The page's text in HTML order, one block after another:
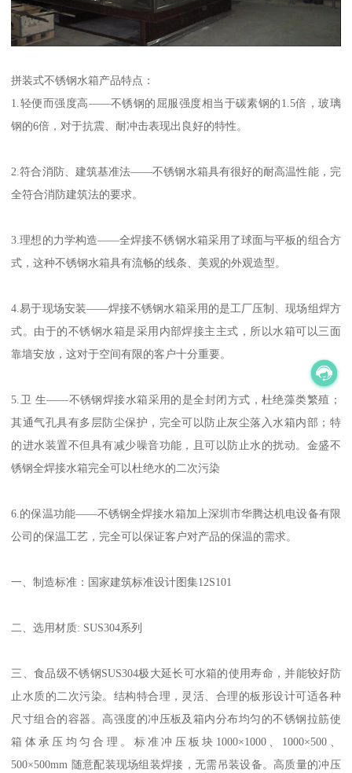
拼装式不锈钢水箱产品特点：
1.轻便而强度高——不锈钢的屈服强度相当于碳素钢的1.5倍，玻璃
钢的6倍，对于抗震、耐冲击表现出良好的特性。
2.符合消防、建筑基准法——不锈钢水箱具有很好的耐高温性能，完
全符合消防建筑法的要求。
3.理想的力学构造——全焊接不锈钢水箱采用了球面与平板的组合方
式，这种不锈钢水箱具有流畅的线条、美观的外观造型。
4.易于现场安装——焊接不锈钢水箱采用的是工厂压制、现场组焊方
式。由于的不锈钢水箱是采用内部焊接主主式，所以水箱可以三面
靠墙安放，这对于空间有限的客户十分重要。
5.卫 生——不锈钢焊接水箱采用的是全封闭方式，杜绝藻类繁殖；
其通气孔具有多层防尘保护，完全可以防止灰尘落入水箱内部；特
的进水装置不但具有减少噪音功能，且可以防止水的扰动。金盛不
锈钢全焊接水箱完全可以杜绝水的二次污染
6.的保温功能——不锈钢全焊接水箱加上深圳市华腾达机电设备有限
公司的保温工艺，完全可以保证客户对产品的保温的需求。
一、制造标准：国家建筑标准设计图集12S101
二、选用材质: SUS304系列
三、食品级不锈钢SUS304极大延长可水箱的使用寿命，并能较好防
止水质的二次污染。结构特合理，灵活、合理的板形设计可适各种
尺寸组合的容器。高强度的冲压板及箱内分布均匀的不锈钢拉筋使
箱体承压均匀合理。标准冲压板块1000×1000、1000×500、
500×500mm 随意配装现场组装焊接，无需吊装设备。高质量的冲压